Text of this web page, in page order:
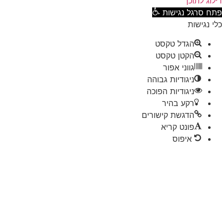
סרגל נגישות
נגישות
הגדל טקסט
הקטן טקסט
גווני אפור
ניגודיות גבוהה
ניגודיות הפוכה
רקע בהיר
הדגשת קישורים
פונט קריא
איפוס